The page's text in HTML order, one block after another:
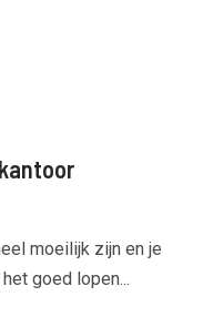
moeilijk zijn en je
goed lopen...